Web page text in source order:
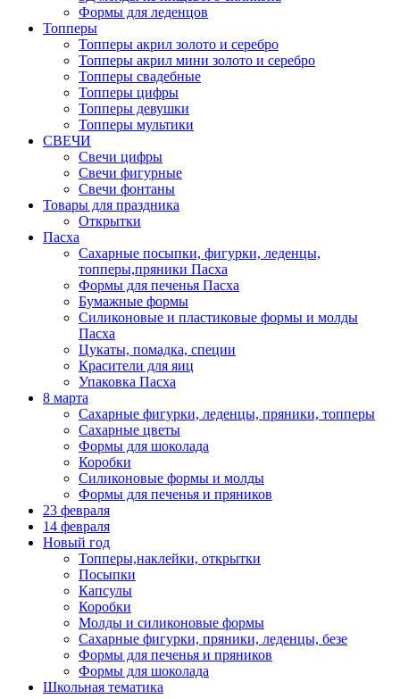
Формы для леденцов
Топперы
Топперы акрил золото и серебро
Топперы акрил мини золото и серебро
Топперы свадебные
Топперы цифры
Топперы девушки
Топперы мультики
СВЕЧИ
Свечи цифры
Свечи фигурные
Свечи фонтаны
Товары для праздника
Открытки
Пасха
Сахарные посыпки, фигурки, леденцы,
топперы,пряники Пасха
Формы для печенья Пасха
Бумажные формы
Силиконовые и пластиковые формы и молды
Пасха
Цукаты, помадка, специи
Красители для яиц
Упаковка Пасха
8 марта
Сахарные фигурки, леденцы, пряники, топперы
Сахарные цветы
Формы для шоколада
Коробки
Силиконовые формы и молды
Формы для печенья и пряников
23 февраля
14 февраля
Новый год
Топперы,наклейки, открытки
Посыпки
Капсулы
Коробки
Молды и силиконовые формы
Сахарные фигурки, пряники, леденцы, безе
Формы для печенья и пряников
Формы для шоколада
Школьная тематика